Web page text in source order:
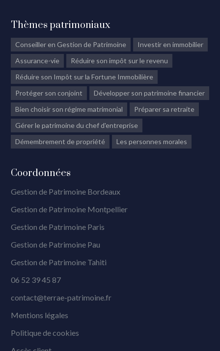
Thèmes patrimoniaux
Conseiller en Gestion de Patrimoine
Investir en immobilier
Assurance-vie
Réduire son impôt sur le revenu
Réduire son Impôt sur la Fortune Immobilière
Protéger son conjoint
Développer son patrimoine financier
Bien choisir son régime matrimonial
Préparer sa retraite
Gérer le patrimoine du chef d'entreprise
Démembrement de propriété
Les personnes morales
Coordonnées
Gestion de Patrimoine Bordeaux
Gestion de Patrimoine Montpellier
Gestion de Patrimoine Paris
Gestion de Patrimoine Pau
Gestion de Patrimoine Tahiti
06 52 39 45 87
contact@terrae-patrimoine.fr
Mentions légales
Politique de cookies